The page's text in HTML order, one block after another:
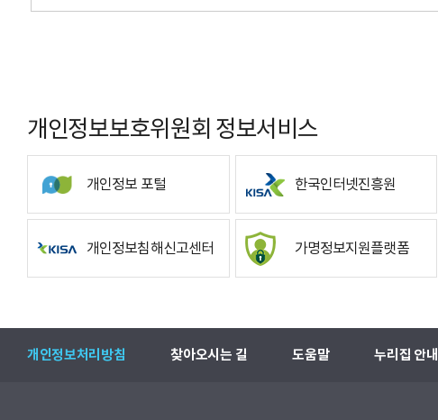
개인정보보호위원회 정보서비스
개인정보 포털 한국인터넷진흥원
개인정보침해신고센터 가명정보지원플랫폼
개인정보처리방침 찾아오시는 길 도움말 누리집 안내